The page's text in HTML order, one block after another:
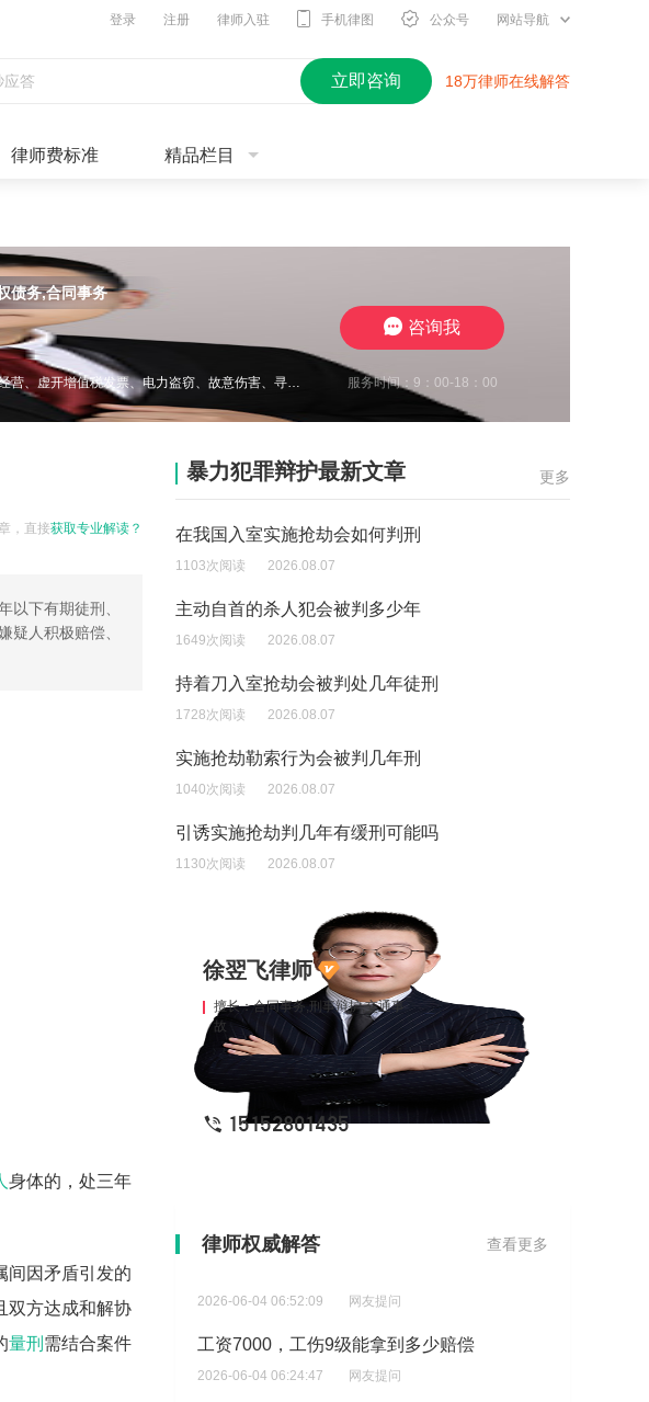
登录 注册 律师入驻 手机律图 公众号 网站导航
应答 立即咨询 18万律师在线解答
律师费标准 精品栏目
债务,合同事务
王瀚仑律师，江苏徐州，致力于刑事辩护，曾在诈骗、非法经营、虚开增值税发票、电力盗窃、故意伤害、寻衅滋事、开设赌场、帮信等多类案件中取得良好辩护效果，有多起缓刑、不起诉成功案例，同时在合同纠纷、债权债务、婚姻家事、抚养权纠纷、执行异议纠纷等方面，具有丰富的办案经验，认真负责，帮助每一位当事人维护合法权益。 服务时间：9：00-18：00
咨询我
，直接获取专业解读？
以下有期徒刑、
疑人积极赔偿、
身体的，处三年
间因矛盾引发的
双方达成和解协
量刑 需结合案件
更多
暴力犯罪辩护最新文章
在我国入室实施抢劫会如何判刑
1103次阅读 2026.08.07
主动自首的杀人犯会被判多少年
1649次阅读 2026.08.07
持着刀入室抢劫会被判处几年徒刑
1728次阅读 2026.08.07
实施抢劫勒索行为会被判几年刑
1040次阅读 2026.08.07
引诱实施抢劫判几年有缓刑可能吗
1130次阅读 2026.08.07
徐翌飞律师
擅长：合同事务,刑事辩护,交通事
故
15152801435
律师权威解答 查看更多
工伤赔偿流程的时间规定是多长
2026-06-04 06:24:47 网友提问